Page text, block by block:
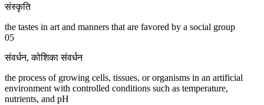
संस्कृति
the tastes in art and manners that are favored by a social group
05
संवर्धन,कोशिका संवर्धन
the process of growing cells, tissues, or organisms in an artificial
environment with controlled conditions such as temperature,
nutrients, and pH